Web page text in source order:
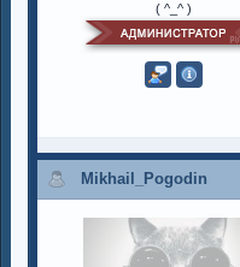
( ^_^ )
Mikhail_Pogodin